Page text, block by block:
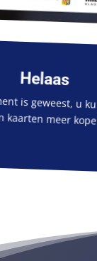
Helaas
is geweest, u
kaarten meer